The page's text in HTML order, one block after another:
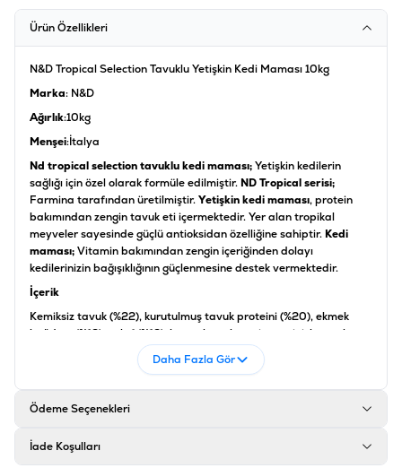
Ürün Özellikleri
N&D Tropical Selection Tavuklu Yetişkin Kedi Maması 10kg
Marka: N&D
Ağırlık:10kg
Menşei:İtalya
Nd tropical selection tavuklu kedi maması;Yetişkin kedilerin
sağlığı için özel olarak formüle edilmiştir. ND Tropical serisi;
Farmina tarafından üretilmiştir.Yetişkin kedi maması, protein
bakımından zengin tavuk eti içermektedir. Yer alan tropikal
meyveler sayesinde güçlü antioksidan özelliğine sahiptir. Kedi
maması;Vitamin bakımından zengin içeriğinden dolayı
kedilerinizin bağışıklığının güçlenmesine destek vermektedir.
İçerik
Kemiksiz tavuk (%22), kurutulmuş tavuk proteini (%20), ekmek
buğdayı (%12), yulaf (%12), kurutulmuş hamsi proteini, kurutulmuş
yumurta, tavuk yağı, kurutulmuş pancar posası, hamsiden elde
edilen balık yağı, yonca yemlemesi, kurutulmuş havuç, inulin,
kurutulmuş muz (%0.5), kurutulmuş kivi (%0.5), kurutulmuş mango
(%0.5), kurutulmuş papaya (%0.5), kurutulmuş ananas (%0.5),
kurutulmuş ıspanak, psilyum kabuğu ve tohumları, sodyum klorür,
kurutulmuş bira mayası, zerdeçal, aloe vera özütü
Daha Fazla Gör
Ödeme Seçenekleri
İade Koşulları